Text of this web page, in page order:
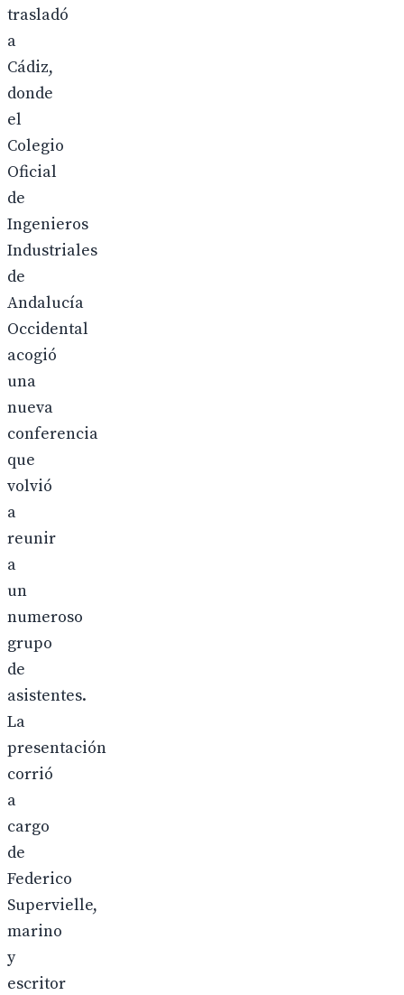
trasladó
a
Cádiz,
donde
el
Colegio
Oficial
de
Ingenieros
Industriales
de
Andalucía
Occidental
acogió
una
nueva
conferencia
que
volvió
a
reunir
a
un
numeroso
grupo
de
asistentes.
La
presentación
corrió
a
cargo
de
Federico
Supervielle,
marino
y
escritor